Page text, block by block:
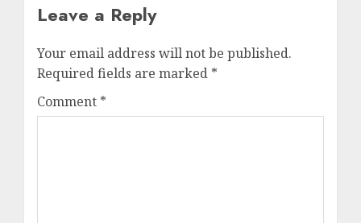
Leave a Reply
Your email address will not be published.
Required fields are marked *
Comment *